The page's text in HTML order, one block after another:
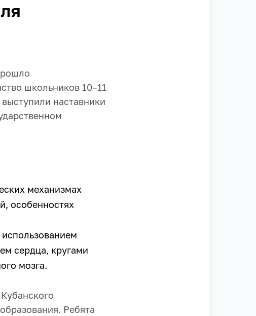
школьников 10–11
наставники
механизмах
особенностях
сердца, кругами
мозга.
Ребята